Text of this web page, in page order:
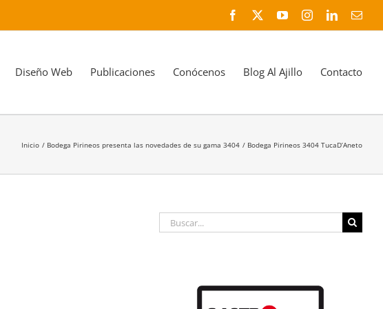
Facebook YouTubeInstagramLinkedIn
Diseño Web Publicaciones Conócenos Blog Al Ajillo Contacto
Inicio Bodega Pirineos presenta las novedades de su gama 3404 Bodega Pirineos 3404 TucaD’Aneto
Buscar: